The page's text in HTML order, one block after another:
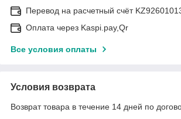
Перевод на расчетный счёт
Оплата через Kaspi.pay,Qr
Все условия оплаты
Условия возврата
Возврат товара в течение 14 дней по